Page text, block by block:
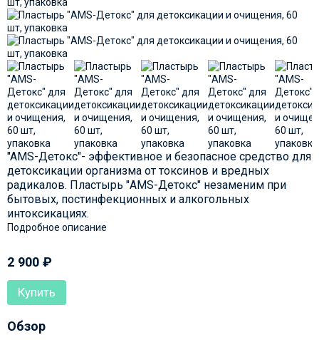
"AMS-Детокс"- эффективное и безопасное средство для
детоксикации организма от токсинов и вредных
радикалов. Пластырь "AMS-Детокс" незаменим при
бытовых, постинфекционных и алкогольных
интоксикациях.
Подробное описание
2 900 ₽
Купить
Обзор